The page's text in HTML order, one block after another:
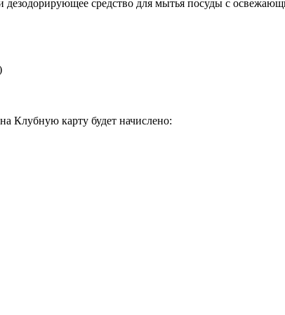
средство для мытья посуды с
Клубную карту будет начислено: